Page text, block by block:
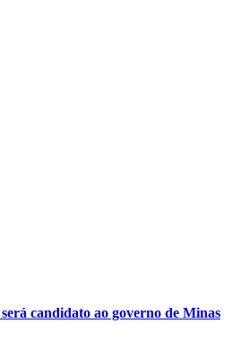
candidato ao governo de Minas